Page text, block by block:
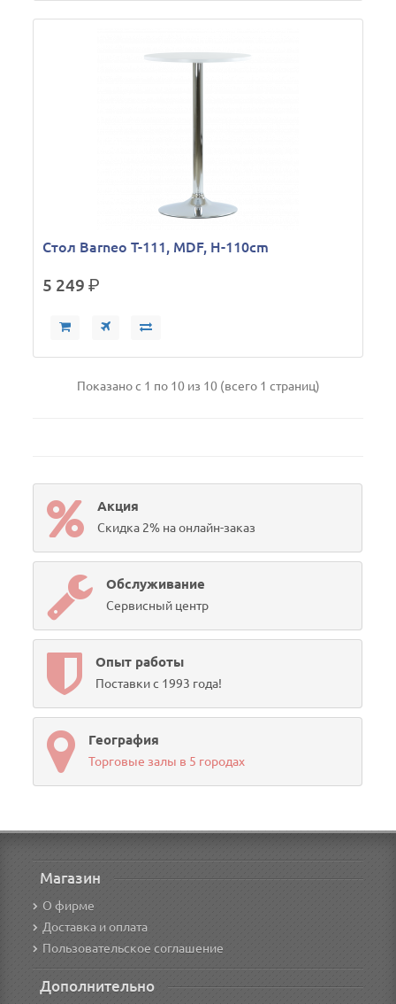
Стол Barneo T-111, MDF, H-110cm
5 249р.
Показано с 1 по 10 из 10 (всего 1 страниц)
Акция
Скидка 2% на онлайн-заказ
Обслуживание
Сервисный центр
Опыт работы
Поставки с 1993 года!
География
Торговые залы в 5 городах
Магазин
О фирме
Доставка и оплата
Пользовательское соглашение
Дополнительно